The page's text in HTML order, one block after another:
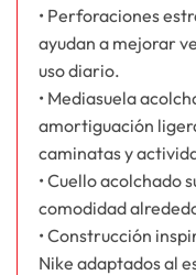
• Perforaciones
ayudan a mejorar
uso diario.
• Mediasuela
amortiguación
caminatas y
• Cuello acolchado
comodidad
• Construcción
Nike adaptados al